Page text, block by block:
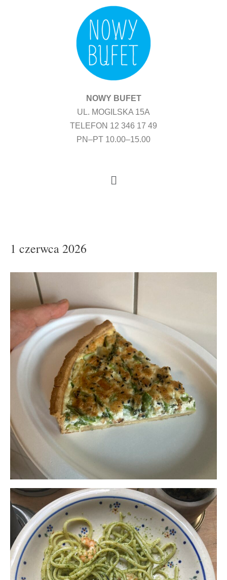
NOWY BUFET
UL. MOGILSKA 15A
TELEFON 12 346 17 49
PN–PT 10.00–15.00
Menu
1 czerwca 2026